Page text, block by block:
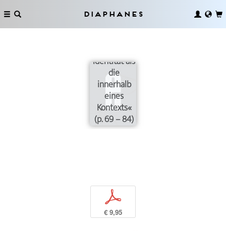
Diaphanes
»Ich habe
eigentlich
Identität als
die
innerhalb
eines
Kontexts«
(p. 69 – 84)
p
€ 9,95